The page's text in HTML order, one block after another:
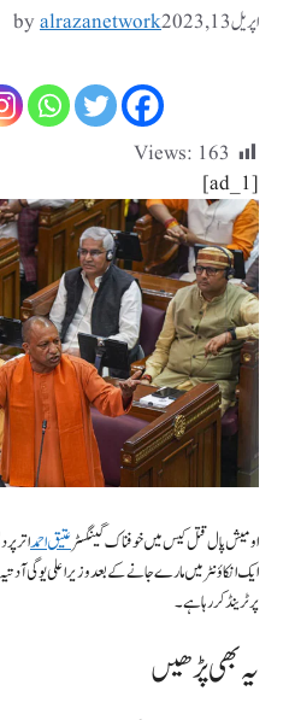
اپریل 13, 2023 byalrazanetwork
Views: 163
[ad_1]
اومیش پال قتل کیس میں خوفناک گینگسٹرعتیق احمد
ایک انکاؤنٹر میں مارے جانے کے بعد وزیر اعلی یوگی آدتیہ
پر ٹرینڈ کر رہا ہے۔
یہ بھی پڑھیں